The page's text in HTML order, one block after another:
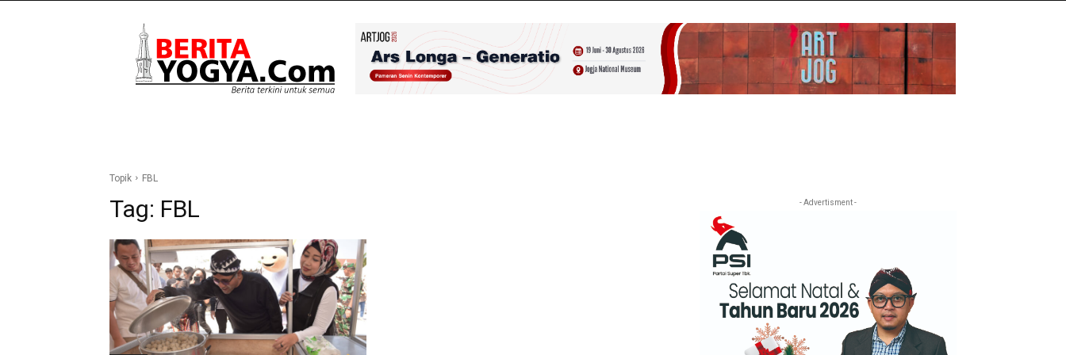
Yogya
Topik FBL
Tag: FBL - Advertisment -